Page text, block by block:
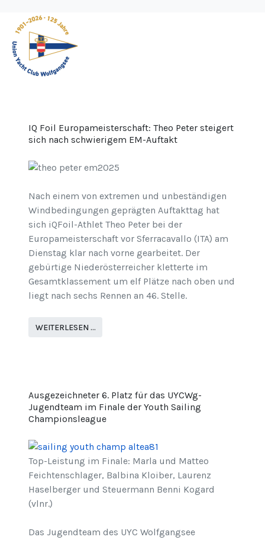
IQ Foil Europameisterschaft: Theo Peter steigert
sich nach schwierigem EM-Auftakt
Nach einem von extremen und unbeständigen
Windbedingungen geprägten Auftakttag hat
sich iQFoil-Athlet Theo Peter bei der
Europameisterschaft vor Sferracavallo (ITA) am
Dienstag klar nach vorne gearbeitet. Der
gebürtige Niederösterreicher kletterte im
Gesamtklassement um elf Plätze nach oben und
liegt nach sechs Rennen an 46. Stelle.
WEITERLESEN …
Ausgezeichneter 6. Platz für das UYCWg-
Jugendteam im Finale der Youth Sailing
Championsleague
Top-Leistung im Finale: Marla und Matteo
Feichtenschlager, Balbina Kloiber, Laurenz
Haselberger und Steuermann Benni Kogard
(vlnr.)
Das Jugendteam des UYC Wolfgangsee